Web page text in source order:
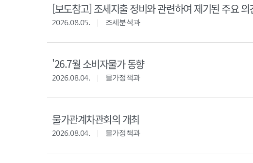
[보도참고] 조세지출 정비와 관련하여 제기된 주요
2026.08.05. 조세분석과
'26.7월 소비자물가 동향
2026.08.04. 물가정책과
물가관계차관회의 개최
2026.08.04. 물가정책과